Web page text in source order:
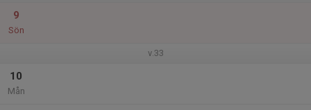
9
Sön
v.33
10
Mån